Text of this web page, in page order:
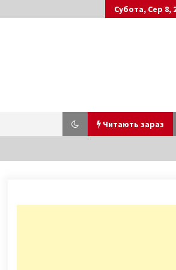
Субота, Сер 8,
Читають зараз